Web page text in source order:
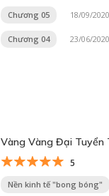
Chương 05 18/09/2020
Chương 04 23/06/2020
Vàng Vàng Đại Tuyển
5
Nền kinh tế "bong bóng"